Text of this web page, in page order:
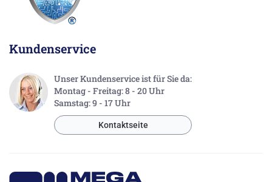
Kundenservice
Unser Kundenservice ist für Sie da:
Montag - Freitag: 8 - 20 Uhr
Samstag: 9 - 17 Uhr
Kontaktseite